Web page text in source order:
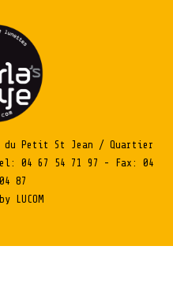
du Petit St Jean / Quartier
04 67 54 71 97 - Fax: 04
87
LUCOM